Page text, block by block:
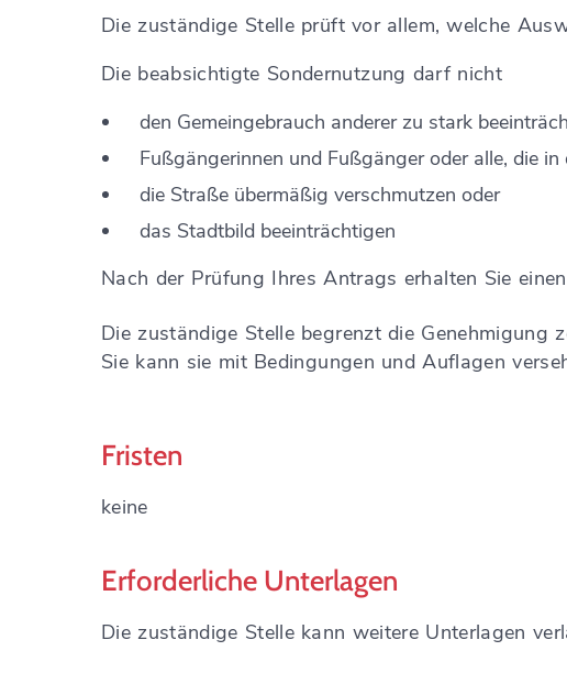
Die zuständige Stelle prüft vor allem, welche
Die beabsichtigte Sondernutzung darf nicht
den Gemeingebrauch anderer zu stark
Fußgängerinnen und Fußgänger oder alle, die
die Straße übermäßig verschmutzen oder
das Stadtbild beeinträchtigen
Nach der Prüfung Ihres Antrags erhalten Sie
Die zuständige Stelle begrenzt die Genehmigung
Sie kann sie mit Bedingungen und Auflagen
Fristen
keine
Erforderliche Unterlagen
Die zuständige Stelle kann weitere Unterlagen